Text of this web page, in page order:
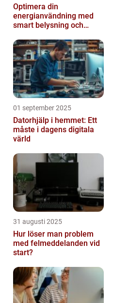
Optimera din
energianvändning med
smart belysning och
01 september 2025
Datorhjälp i hemmet: Ett
måste i dagens digitala
värld
31 augusti 2025
Hur löser man problem
med felmeddelanden vid
start?